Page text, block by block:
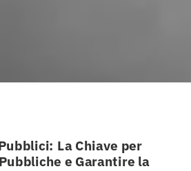
La Chiave per
e Garantire la